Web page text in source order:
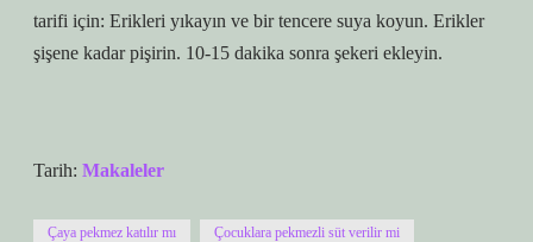
tarifi için: Erikleri yıkayın ve bir tencere suya koyun. Erikler
şişene kadar pişirin. 10-15 dakika sonra şekeri ekleyin.
Tarih: Makaleler
Çaya pekmez katılır mı Çocuklara pekmezli süt verilir mi